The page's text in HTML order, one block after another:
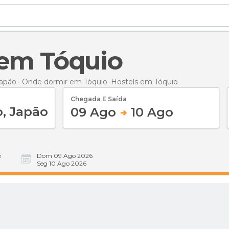
Tóquio
Onde dormir em Tóquio Hostels em Tóquio
Chegada E Saída
09 Ago 10 Ago
Dom 09 Ago 2026
Seg 10 Ago 2026